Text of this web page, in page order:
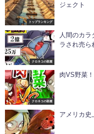
トップランキング
ジェクト
クロネコの部屋
人間のカ
ラされ売ら
クロネコの部屋
肉VS野菜
アメリカ史